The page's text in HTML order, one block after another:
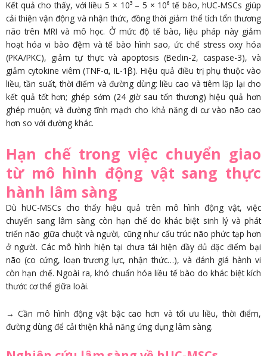
Kết quả cho thấy, với liều 5 × 10³ – 5 × 10⁶ tế bào, hUC-MSCs giúp
cải thiện vận động và nhận thức, đồng thời giảm thể tích tổn thương
não trên MRI và mô học. Ở mức độ tế bào, liệu pháp này giảm
hoạt hóa vi bào đệm và tế bào hình sao, ức chế stress oxy hóa
(PKA/PKC), giảm tự thực và apoptosis (Beclin-2, caspase-3), và
giảm cytokine viêm (TNF-α, IL-1β). Hiệu quả điều trị phụ thuộc vào
liều, tần suất, thời điểm và đường dùng: liều cao và tiêm lặp lại cho
kết quả tốt hơn; ghép sớm (24 giờ sau tổn thương) hiệu quả hơn
ghép muộn; và đường tĩnh mạch cho khả năng di cư vào não cao
hơn so với đường khác.
Hạn chế trong việc chuyển giao
từ mô hình động vật sang thực
hành lâm sàng
Dù hUC-MSCs cho thấy hiệu quả trên mô hình động vật, việc
chuyển sang lâm sàng còn hạn chế do khác biệt sinh lý và phát
triển não giữa chuột và người, cũng như cấu trúc não phức tạp hơn
ở người. Các mô hình hiện tại chưa tái hiện đầy đủ đặc điểm bại
não (co cứng, loạn trương lực, nhận thức…), và đánh giá hành vi
còn hạn chế. Ngoài ra, khó chuẩn hóa liều tế bào do khác biệt kích
thước cơ thể giữa loài.
→ Cần mô hình động vật bậc cao hơn và tối ưu liều, thời điểm,
đường dùng để cải thiện khả năng ứng dụng lâm sàng.